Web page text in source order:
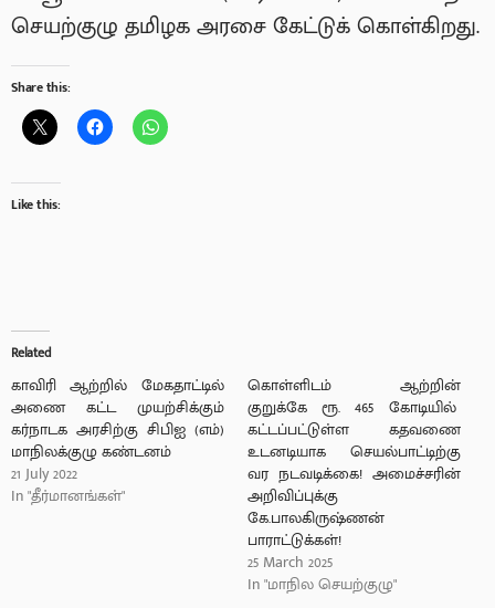
செயற்குழு தமிழக அரசை கேட்டுக் கொள்கிறது.
Share this:
Like this:
Related
காவிரி ஆற்றில் மேகதாட்டில்
அணை கட்ட முயற்சிக்கும்
கர்நாடக அரசிற்கு சிபிஐ (எம்)
மாநிலக்குழு கண்டனம்
21 July 2022
In "தீர்மானங்கள்"
கொள்ளிடம் ஆற்றின்
குறுக்கே ரூ. 465 கோடியில்
கட்டப்பட்டுள்ள கதவணை
உடனடியாக செயல்பாட்டிற்கு
வர நடவடிக்கை! அமைச்சரின்
அறிவிப்புக்கு
கே.பாலகிருஷ்ணன்
பாராட்டுக்கள்!
25 March 2025
In "மாநில செயற்குழு"